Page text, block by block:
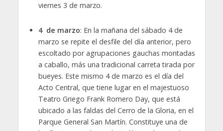
viernes 3 de marzo.
4 de marzo: En la mañana del sábado 4 de
marzo se repite el desfile del día anterior, pero
escoltado por agrupaciones gauchas montadas
a caballo, más una tradicional carreta tirada por
bueyes. Este mismo 4 de marzo es el día del
Acto Central, que tiene lugar en el majestuoso
Teatro Griego Frank Romero Day, que está
ubicado a las faldas del Cerro de la Gloria, en el
Parque General San Martín. Constituye una de